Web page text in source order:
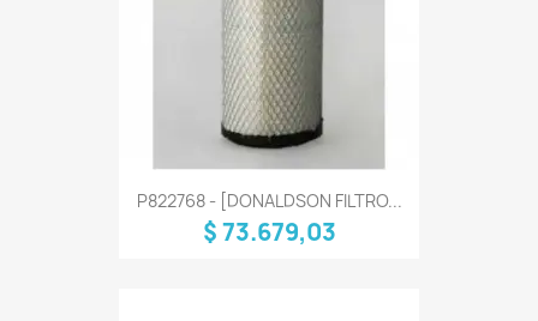
P822768 - [DONALDSON FILTRO...
$ 73.679,03